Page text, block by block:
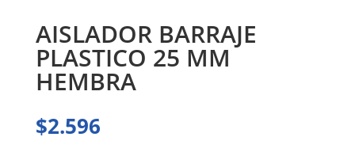
AISLADOR BARRAJE
PLASTICO 25 MM
HEMBRA
$2.596